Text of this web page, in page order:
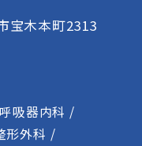
宝木本町2313
吸器内科 /
形外科 /